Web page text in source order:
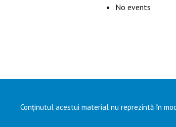
No events
Conținutul acestui material nu reprezintă în